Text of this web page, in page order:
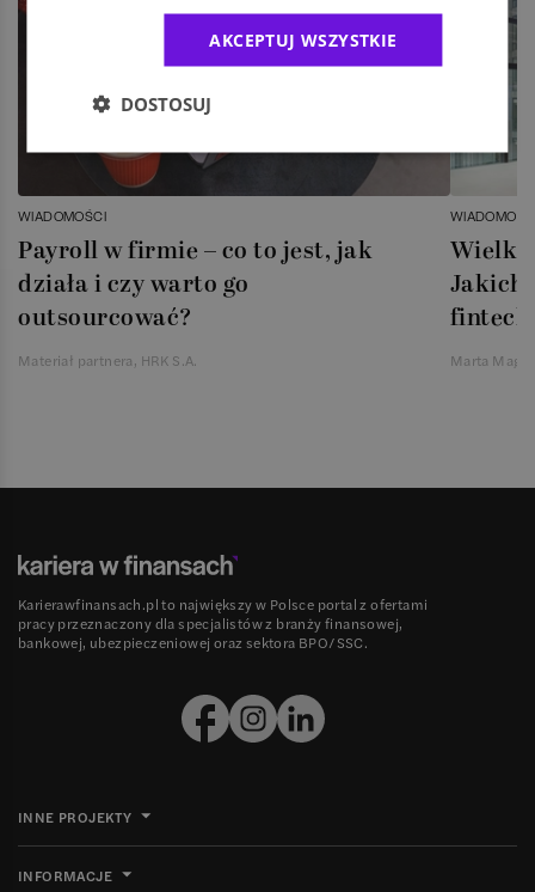
WIADOMOŚCI
Payroll w firmie – co to jest, jak
działa i czy warto go
outsourcować?
Materiał partnera, HRK S.A.
Jakich
Marta
Karierawfinansach.pl to największy w Polsce portal z ofertami
pracy przeznaczony dla specjalistów z branży finansowej,
bankowej, ubezpieczeniowej oraz sektora BPO/SSC.
INNE PROJEKTY
INFORMACJE
AKCEPTUJ WSZYSTKIE
DOSTOSUJ